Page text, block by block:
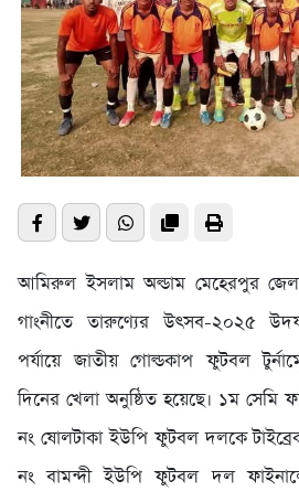
আমিরুল ইসলাম অল্ডাম মেহেরপুর
গাংনীতে তারুণ্যের উৎসব-২০২৫
পর্যায়ে জাতীয় গোল্ডকাপ ফুটবল
দিনের খেলা অনুষ্ঠিত হয়েছে। ১ম সেমি
নং ষোলটাকা ইউপি ফুটবল দলকে
নং বামন্দী ইউপি ফুটবল দল